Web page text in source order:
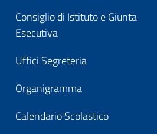
Consiglio di Istituto e Giunta
Esecutiva
Uffici Segreteria
Organigramma
Calendario Scolastico